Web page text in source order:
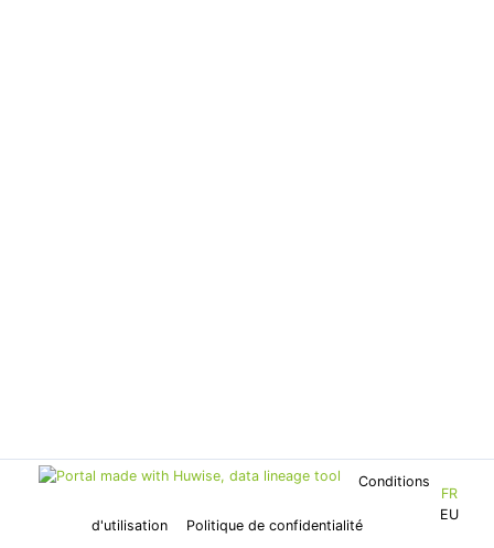
Conditions
d'utilisation Politique de confidentialité
FR
EU